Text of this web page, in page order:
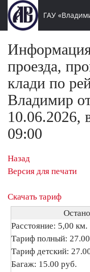
ГАУ
проезда,
клади по
Владимир
10.06.2026,
09:00
Назад
Версия для печати
Скачать тариф
Расстояние: 5,00 км.
Тариф полный:
Тариф детский:
Багаж: 15.00 руб.